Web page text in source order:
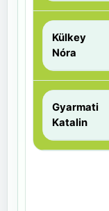
Külkey
Nóra
Gyarmati
Katalin